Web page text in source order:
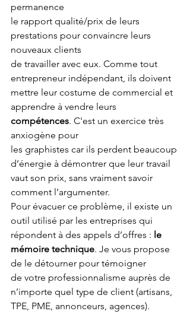
permanence
le rapport qualité/prix de leurs
prestations pour convaincre leurs
nouveaux clients
de travailler avec eux. Comme tout
entrepreneur indépendant, ils doivent
mettre leur costume de commercial et
apprendre à vendre leurs
compétences. C'est un exercice très
anxiogène pour
les graphistes car ils perdent beaucoup
d’énergie à démontrer que leur travail
vaut son prix, sans vraiment savoir
comment l’argumenter.
Pour évacuer ce problème, il existe un
outil utilisé par les entreprises qui
répondent à des appels d’offres : le
mémoire technique. Je vous propose
de le détourner pour témoigner
de votre professionnalisme auprès de
n’importe quel type de client (artisans,
TPE, PME, annonceurs, agences).